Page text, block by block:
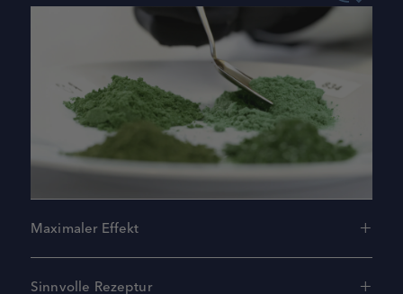
Maximaler Effekt
Sinnvolle Rezeptur